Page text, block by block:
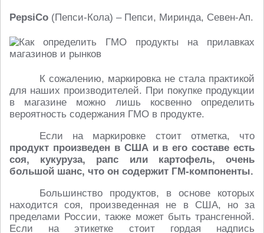
PepsiCo (Пепси-Кола) – Пепси, Миринда, Севен-Ап.
К сожалению, маркировка не стала практикой
для наших производителей. При покупке продукции
в магазине можно лишь косвенно определить
вероятность содержания ГМО в продукте.
Если на маркировке стоит отметка, что
продукт произведен в США и в его составе есть
соя, кукуруза, рапс или картофель, очень
большой шанс, что он содержит ГМ-компоненты.
Большинство продуктов, в основе которых
находится соя, произведенная не в США, но за
пределами России, также может быть трансгенной.
Если на этикетке стоит гордая надпись